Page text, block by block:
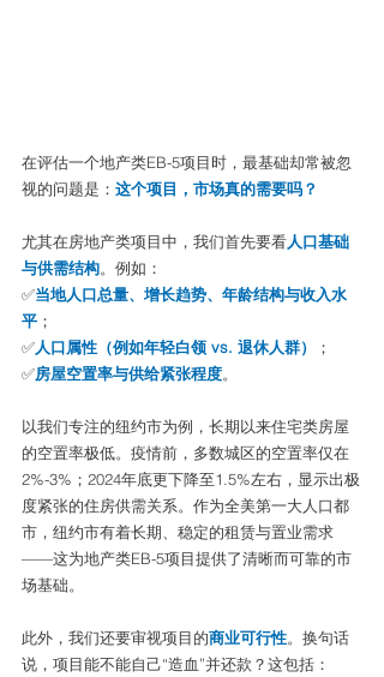
在评估一个地产类EB-5项目时，最基础却常被忽
视的问题是： 这个项目，市场真的需要吗？
尤其在房地产类项目中，我们首先要看人口基础
与供需结构。例如：
✅当地人口总量、增长趋势、年龄结构与收入水
平 ；
✅人口属性（例如年轻白领 vs. 退休人群）
；
✅房屋空置率与供给紧张程度。
以我们专注的纽约市为例，长期以来住宅类房屋
的空置率极低。疫情前，多数城区的空置率仅在
2%-3%；2024年底更下降至1.5%左右，显示出极
度紧张的住房供需关系。作为全美第一大人口都
市，纽约市有着长期、稳定的租赁与置业需求
——这为地产类EB-5项目提供了清晰而可靠的市
场基础。
此外，我们还要审视项目的商业可行性。换句话
说，项目能不能自己“造血”并还款？这包括：